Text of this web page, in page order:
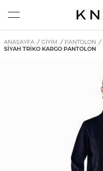
ANASAYFA / GİYİM / PANTOLON /
SIYAH TRIKO KARGO PANTOLON